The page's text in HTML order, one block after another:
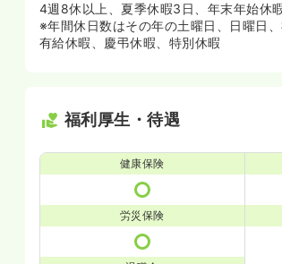
4週8休以上、夏季休暇3日、年末年始休
※年間休日数はその年の土曜日、日曜日
有給休暇、慶弔休暇、特別休暇
福利厚生・待遇
健康保険
労災保険